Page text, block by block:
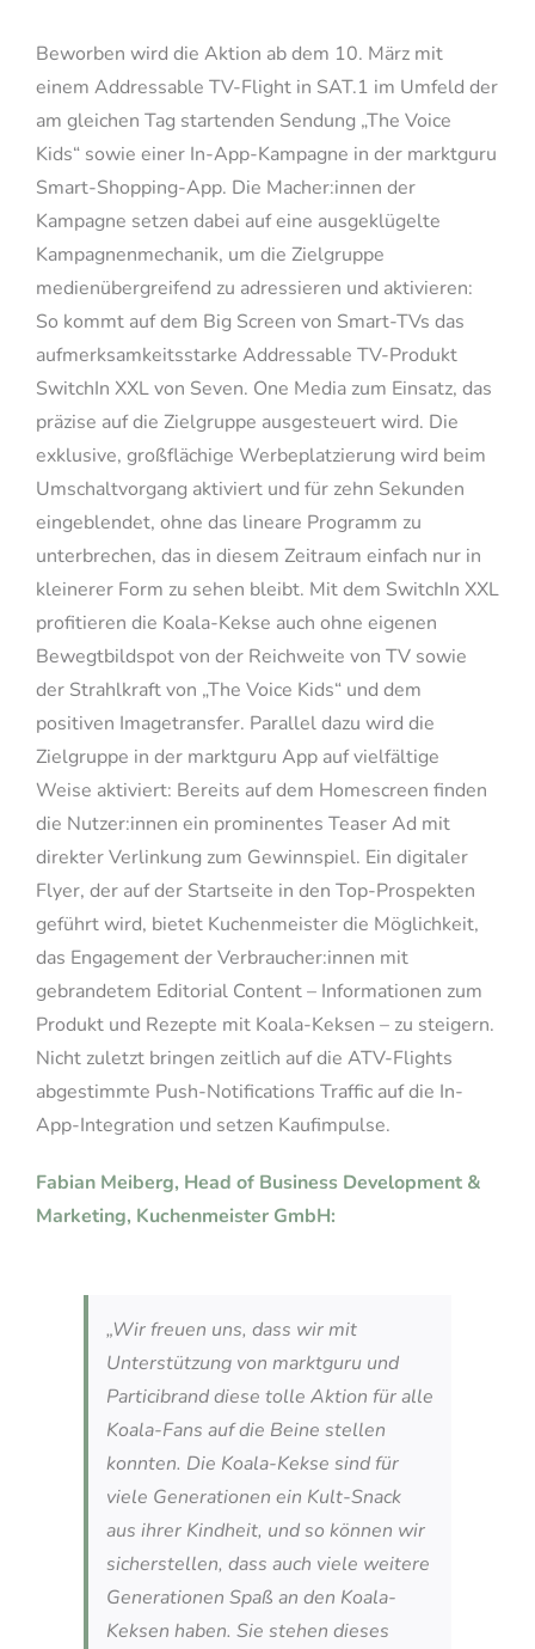
Beworben wird die Aktion ab dem 10. März mit
einem Addressable TV-Flight in SAT.1 im Umfeld der
am gleichen Tag startenden Sendung „The Voice
Kids“ sowie einer In-App-Kampagne in der marktguru
Smart-Shopping-App. Die Macher:innen der
Kampagne setzen dabei auf eine ausgeklügelte
Kampagnenmechanik, um die Zielgruppe
medienübergreifend zu adressieren und aktivieren:
So kommt auf dem Big Screen von Smart-TVs das
aufmerksamkeitsstarke Addressable TV-Produkt
SwitchIn XXL von Seven. One Media zum Einsatz, das
präzise auf die Zielgruppe ausgesteuert wird. Die
exklusive, großflächige Werbeplatzierung wird beim
Umschaltvorgang aktiviert und für zehn Sekunden
eingeblendet, ohne das lineare Programm zu
unterbrechen, das in diesem Zeitraum einfach nur in
kleinerer Form zu sehen bleibt. Mit dem SwitchIn XXL
profitieren die Koala-Kekse auch ohne eigenen
Bewegtbildspot von der Reichweite von TV sowie
der Strahlkraft von „The Voice Kids“ und dem
positiven Imagetransfer. Parallel dazu wird die
Zielgruppe in der marktguru App auf vielfältige
Weise aktiviert: Bereits auf dem Homescreen finden
die Nutzer:innen ein prominentes Teaser Ad mit
direkter Verlinkung zum Gewinnspiel. Ein digitaler
Flyer, der auf der Startseite in den Top-Prospekten
geführt wird, bietet Kuchenmeister die Möglichkeit,
das Engagement der Verbraucher:innen mit
gebrandetem Editorial Content – Informationen zum
Produkt und Rezepte mit Koala-Keksen – zu steigern.
Nicht zuletzt bringen zeitlich auf die ATV-Flights
abgestimmte Push-Notifications Traffic auf die In-
App-Integration und setzen Kaufimpulse.
Fabian Meiberg, Head of Business Development &
Marketing, Kuchenmeister GmbH:
„Wir freuen uns, dass wir mit
Unterstützung von marktguru und
Particibrand diese tolle Aktion für alle
Koala-Fans auf die Beine stellen
konnten. Die Koala-Kekse sind für
viele Generationen ein Kult-Snack
aus ihrer Kindheit, und so können wir
sicherstellen, dass auch viele weitere
Generationen Spaß an den Koala-
Keksen haben. Sie stehen dieses